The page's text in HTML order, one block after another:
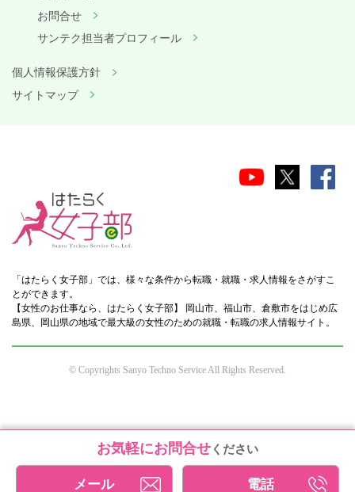
お気軽にお問合せ ください
メール 電話
お問合せ
サンテク担当者プロフィール
個人情報保護方針
サイトマップ
「はたらく女子部」では、様々な条件から転職・就職・求人情報をさがすこ
とができます。
【女性のお仕事なら、はたらく女子部】 岡山市、福山市、倉敷市をはじめ広
島県、岡山県の地域で最大級の女性のための就職・転職の求人情報サイト。
© Copyrights Sanyo Techno Service All Rights Reserved.